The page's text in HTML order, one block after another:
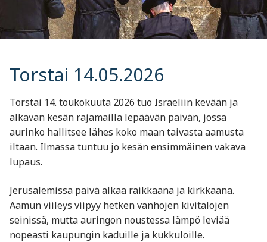
Hae:
Torstai 14.05.2026
Torstai 14. toukokuuta 2026 tuo Israeliin kevään ja
alkavan kesän rajamailla lepäävän päivän, jossa
aurinko hallitsee lähes koko maan taivasta aamusta
iltaan. Ilmassa tuntuu jo kesän ensimmäinen vakava
lupaus.
Jerusalemissa päivä alkaa raikkaana ja kirkkaana.
Aamun viileys viipyy hetken vanhojen kivitalojen
seinissä, mutta auringon noustessa lämpö leviää
nopeasti kaupungin kaduille ja kukkuloille.